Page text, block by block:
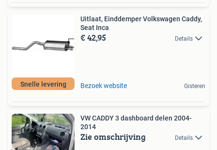
Snelle levering
Uitlaat, Einddemper Volkswagen Caddy,
Seat Inca
€ 42,95 Details
Bezoek website Gisteren
VW CADDY 3 dashboard delen 2004-
2014
Zie omschrijving Details